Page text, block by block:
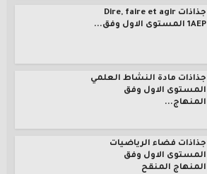
جذاذات Dire, faire et agir
1AEP المستوى الاول وفق...
جذاذات مادة النشاط العلمي
المستوى الاول وفق
المنهاج...
جذاذات فضاء الرياضيات
المستوى الاول وفق
المنهاج المنقح